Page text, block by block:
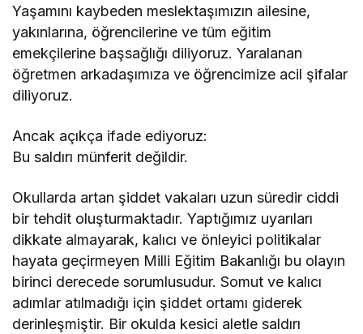
Yaşamını kaybeden meslektaşımızın ailesine,
yakınlarına, öğrencilerine ve tüm eğitim
emekçilerine başsağlığı diliyoruz. Yaralanan
öğretmen arkadaşımıza ve öğrencimize acil şifalar
diliyoruz.
Ancak açıkça ifade ediyoruz:
Bu saldırı münferit değildir.
Okullarda artan şiddet vakaları uzun süredir ciddi
bir tehdit oluşturmaktadır. Yaptığımız uyarıları
dikkate almayarak, kalıcı ve önleyici politikalar
hayata geçirmeyen Milli Eğitim Bakanlığı bu olayın
birinci derecede sorumlusudur. Somut ve kalıcı
adımlar atılmadığı için şiddet ortamı giderek
derinleşmiştir. Bir okulda kesici aletle saldırı